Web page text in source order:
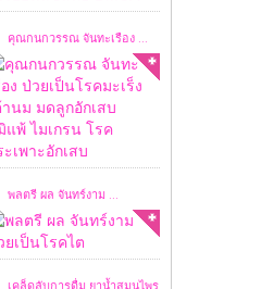
คุณกนกวรรณ จันทะเรือง ...
มภาษณ์ ...
พลตรี ผล จันทร์งาม ...
เคสผู้ป่วยวันนี้ ผมขอ
นุญาตให้ชมคลิปการ
สัมภาษณ์ ...
เคล็ดลับการดื่ม ยาน้ำสมุนไพร
คล็ดลับในการดื่มยา
น้ำสมุนไพร ฮั้วลักเซียม